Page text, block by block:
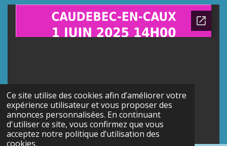
Ce site utilise des cookies afin d’améliorer votre
expérience utilisateur et vous proposer des
annonces personnalisées. En continuant
d'utiliser ce site, vous confirmez que vous
acceptez notre politique d’utilisation des
cookies.